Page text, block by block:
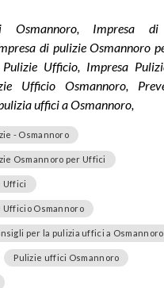
Osmannoro, Impresa di
di pulizie Osmannoro
Ufficio, Impresa
Ufficio Osmannoro,
uffici a Osmannoro,
- Osmannoro
Osmannoro per Uffici
Uffici
Ufficio Osmannoro
per la pulizia uffici a Osmannoro
Pulizie uffici Osmannoro